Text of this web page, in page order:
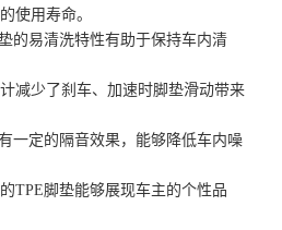
使用寿命。
的易清洗特性有助于保持车内清
减少了刹车、加速时脚垫滑动带来
一定的隔音效果，能够降低车内噪
TPE脚垫能够展现车主的个性品